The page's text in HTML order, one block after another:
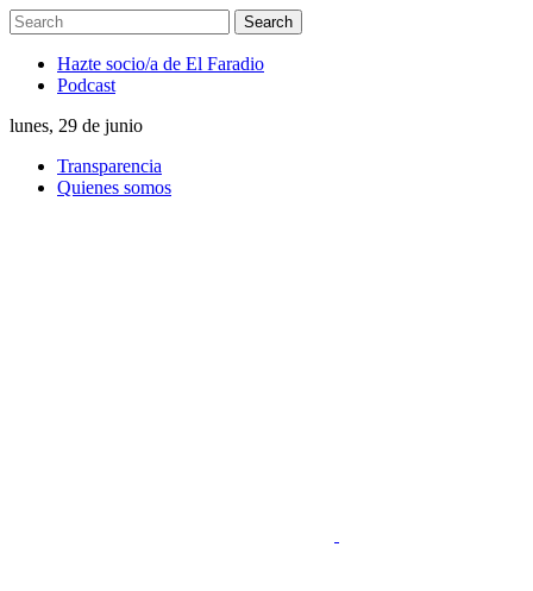
Hazte socio/a de El Faradio
Podcast
lunes, 29 de junio
Transparencia
Quienes somos